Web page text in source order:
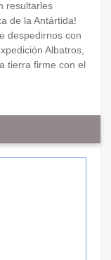
resultarles
de la Antártida!
despedirnos con
Albatros,
tierra firme con el